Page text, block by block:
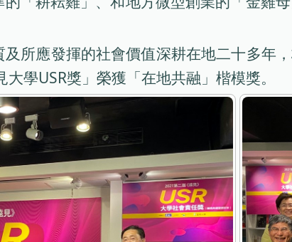
所應發揮的社會價值深耕在地二十多年
學USR獎」榮獲「在地共融」楷模獎。